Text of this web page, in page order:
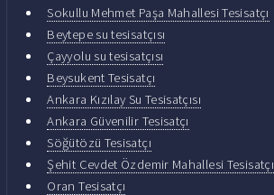
Sokullu Mehmet Paşa Mahallesi Tesisatçı
Beytepe su tesisatçısı
Çayyolu su tesisatçısı
Beysukent Tesisatçı
Ankara Kızılay Su Tesisatçısı
Ankara Güvenilir Tesisatçı
Söğütözü Tesisatçı
Şehit Cevdet Özdemir Mahallesi Tesisatçı
Oran Tesisatçı